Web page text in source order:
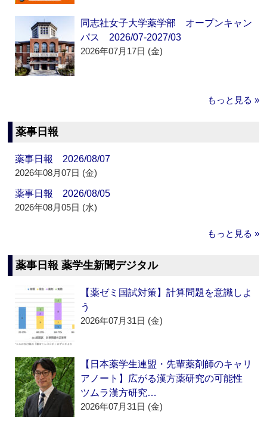
同志社女子大学薬学部 オープンキャン
パス 2026/07-2027/03
2026年07月17日 (金)
もっと見る »
薬事日報
薬事日報 2026/08/07
2026年08月07日 (金)
薬事日報 2026/08/05
2026年08月05日 (水)
もっと見る »
薬事日報 薬学生新聞デジタル
【薬ゼミ国試対策】計算問題を意識しよ
う
2026年07月31日 (金)
【日本薬学生連盟・先輩薬剤師のキャリ
アノート】広がる漢方薬研究の可能性
ツムラ漢方研究…
2026年07月31日 (金)